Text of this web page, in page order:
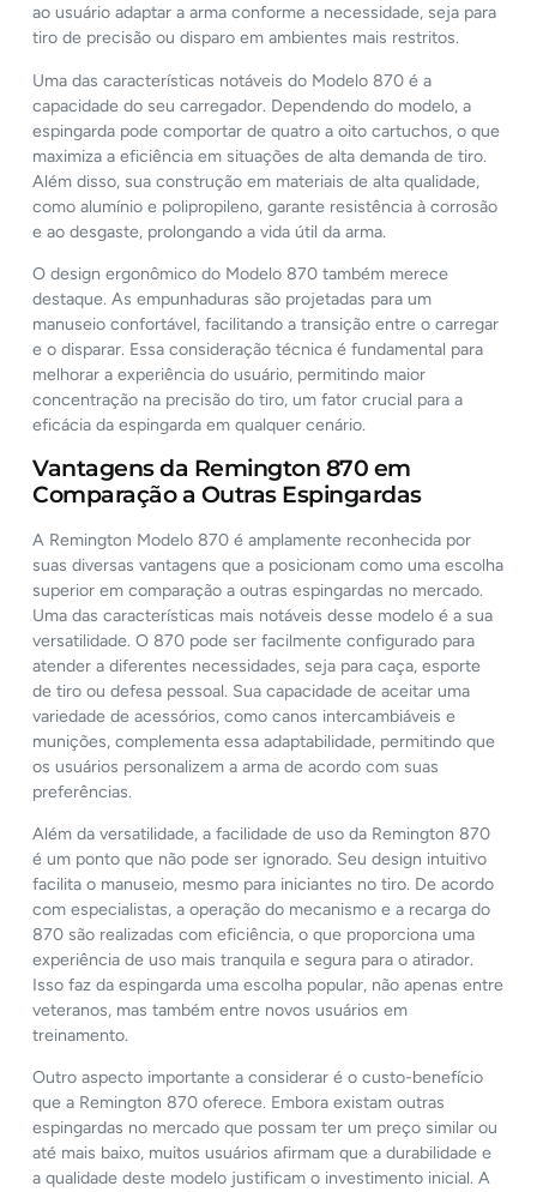
ao usuário adaptar a arma conforme a necessidade, seja para
tiro de precisão ou disparo em ambientes mais restritos.
Uma das características notáveis do Modelo 870 é a
capacidade do seu carregador. Dependendo do modelo, a
espingarda pode comportar de quatro a oito cartuchos, o que
maximiza a eficiência em situações de alta demanda de tiro.
Além disso, sua construção em materiais de alta qualidade,
como alumínio e polipropileno, garante resistência à corrosão
e ao desgaste, prolongando a vida útil da arma.
O design ergonômico do Modelo 870 também merece
destaque. As empunhaduras são projetadas para um
manuseio confortável, facilitando a transição entre o carregar
e o disparar. Essa consideração técnica é fundamental para
melhorar a experiência do usuário, permitindo maior
concentração na precisão do tiro, um fator crucial para a
eficácia da espingarda em qualquer cenário.
Vantagens da Remington 870 em
Comparação a Outras Espingardas
A Remington Modelo 870 é amplamente reconhecida por
suas diversas vantagens que a posicionam como uma escolha
superior em comparação a outras espingardas no mercado.
Uma das características mais notáveis desse modelo é a sua
versatilidade. O 870 pode ser facilmente configurado para
atender a diferentes necessidades, seja para caça, esporte
de tiro ou defesa pessoal. Sua capacidade de aceitar uma
variedade de acessórios, como canos intercambiáveis e
munições, complementa essa adaptabilidade, permitindo que
os usuários personalizem a arma de acordo com suas
preferências.
Além da versatilidade, a facilidade de uso da Remington 870
é um ponto que não pode ser ignorado. Seu design intuitivo
facilita o manuseio, mesmo para iniciantes no tiro. De acordo
com especialistas, a operação do mecanismo e a recarga do
870 são realizadas com eficiência, o que proporciona uma
experiência de uso mais tranquila e segura para o atirador.
Isso faz da espingarda uma escolha popular, não apenas entre
veteranos, mas também entre novos usuários em
treinamento.
Outro aspecto importante a considerar é o custo-benefício
que a Remington 870 oferece. Embora existam outras
espingardas no mercado que possam ter um preço similar ou
até mais baixo, muitos usuários afirmam que a durabilidade e
a qualidade deste modelo justificam o investimento inicial. A